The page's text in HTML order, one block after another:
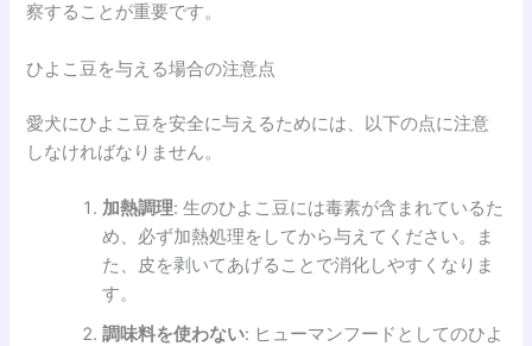
察することが重要です。
ひよこ豆を与える場合の注意点
愛犬にひよこ豆を安全に与えるためには、以下の点に注意
しなければなりません。
加熱調理: 生のひよこ豆には毒素が含まれているた
め、必ず加熱処理をしてから与えてください。ま
た、皮を剥いてあげることで消化しやすくなりま
す。
調味料を使わない: ヒューマンフードとしてのひよ